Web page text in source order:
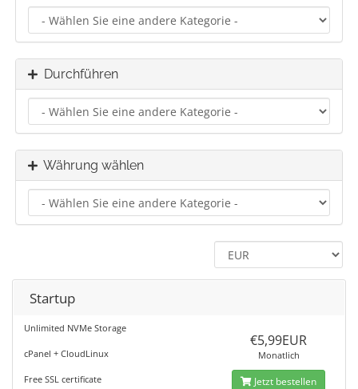
Durchführen
Währung wählen
Startup
Unlimited NVMe Storage
cPanel + CloudLinux
Free SSL certificate
€5,99EUR
Monatlich
Jetzt bestellen